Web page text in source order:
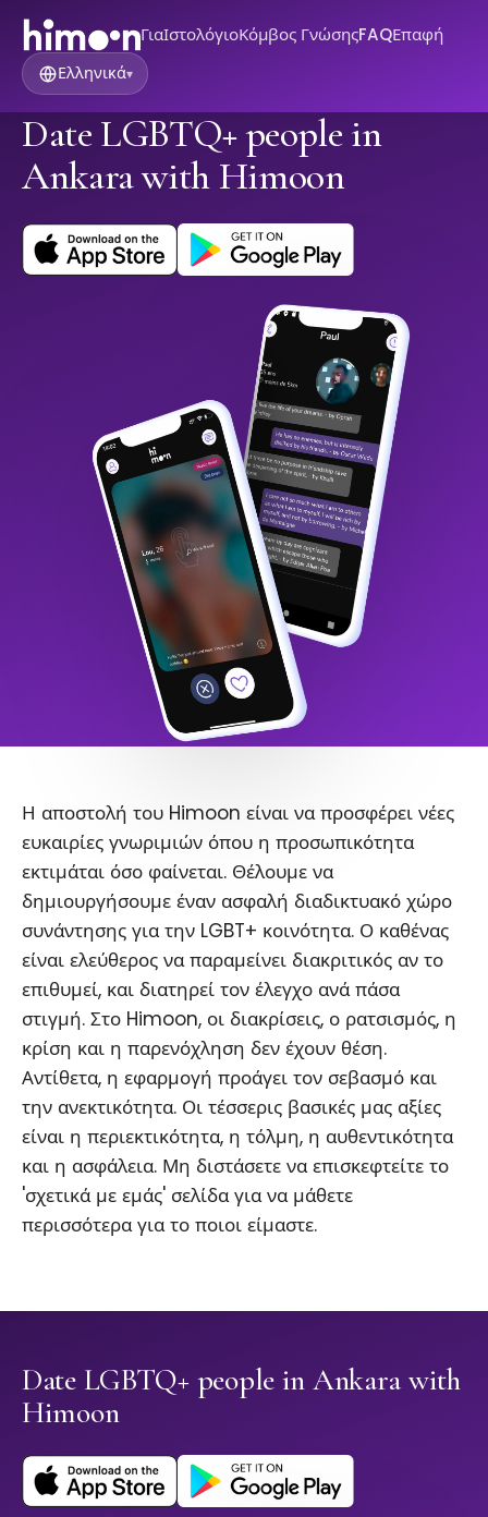
ΓιαΙστολόγιοΚόμβος ΓνώσηςFAQΕπαφή
Ελληνικά▾
Date LGBTQ+ people in
Ankara with Himoon
Η αποστολή του Himoon είναι να προσφέρει νέες
ευκαιρίες γνωριμιών όπου η προσωπικότητα
εκτιμάται όσο φαίνεται. Θέλουμε να
δημιουργήσουμε έναν ασφαλή διαδικτυακό χώρο
συνάντησης για την LGBT+ κοινότητα. Ο καθένας
είναι ελεύθερος να παραμείνει διακριτικός αν το
επιθυμεί, και διατηρεί τον έλεγχο ανά πάσα
στιγμή. Στο Himoon, οι διακρίσεις, ο ρατσισμός, η
κρίση και η παρενόχληση δεν έχουν θέση.
Αντίθετα, η εφαρμογή προάγει τον σεβασμό και
την ανεκτικότητα. Οι τέσσερις βασικές μας αξίες
είναι η περιεκτικότητα, η τόλμη, η αυθεντικότητα
και η ασφάλεια. Μη διστάσετε να επισκεφτείτε το
'σχετικά με εμάς' σελίδα για να μάθετε
περισσότερα για το ποιοι είμαστε.
Date LGBTQ+ people in Ankara with
Himoon